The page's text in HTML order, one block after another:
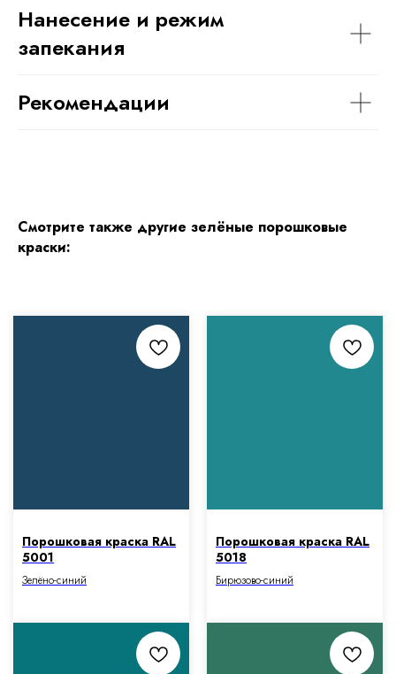
Нанесение и режим
запекания
Рекомендации
Смотрите также другие зелёные порошковые
краски:
Порошковая краска RAL
5001
Зелёно-синий
Порошковая краска RAL
5018
Бирюзово-синий